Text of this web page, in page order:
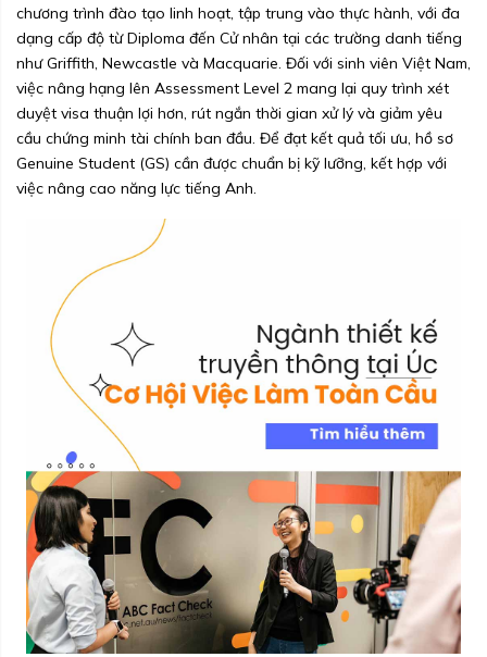
chương trình đào tạo linh hoạt, tập trung vào thực hành, với đa
dạng cấp độ từ Diploma đến Cử nhân tại các trường danh tiếng
như Griffith, Newcastle và Macquarie. Đối với sinh viên Việt Nam,
việc nâng hạng lên Assessment Level 2 mang lại quy trình xét
duyệt visa thuận lợi hơn, rút ngắn thời gian xử lý và giảm yêu
cầu chứng minh tài chính ban đầu. Để đạt kết quả tối ưu, hồ sơ
Genuine Student (GS) cần được chuẩn bị kỹ lưỡng, kết hợp với
việc nâng cao năng lực tiếng Anh.